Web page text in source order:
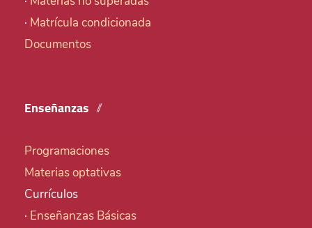
· Matrícula condicionada
Documentos
Enseñanzas
Programaciones
Materias optativas
Currículos
· Enseñanzas Básicas